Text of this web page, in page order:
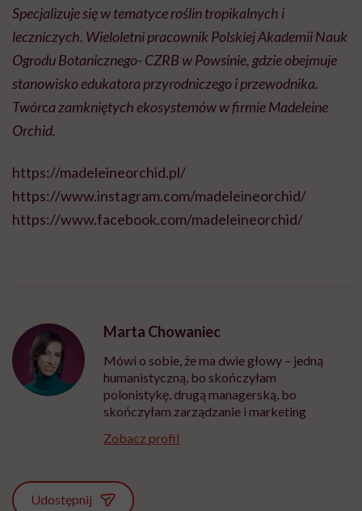
Specjalizuje się w tematyce roślin tropikalnych i
leczniczych. Wieloletni pracownik Polskiej Akademii Nauk
Ogrodu Botanicznego- CZRB w Powsinie, gdzie obejmuje
stanowisko edukatora przyrodniczego i przewodnika.
Twórca zamkniętych ekosystemów w firmie Madeleine
Orchid.
https://madeleineorchid.pl/
https://www.instagram.com/madeleineorchid/
https://www.facebook.com/madeleineorchid/
Marta Chowaniec
Mówi o sobie, że ma dwie głowy – jedną
humanistyczną, bo skończyłam
polonistykę, drugą managerską, bo
skończyłam zarządzanie i marketing
Zobacz profil
Udostępnij